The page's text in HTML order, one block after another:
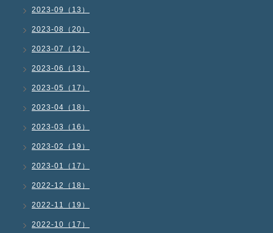
2023-09（13）
2023-08（20）
2023-07（12）
2023-06（13）
2023-05（17）
2023-04（18）
2023-03（16）
2023-02（19）
2023-01（17）
2022-12（18）
2022-11（19）
2022-10（17）